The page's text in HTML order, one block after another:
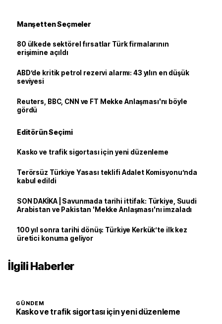
Manşetten Seçmeler
80 ülkede sektörel fırsatlar Türk firmalarının
erişimine açıldı
ABD’de kritik petrol rezervi alarmı: 43 yılın en düşük
seviyesi
Reuters, BBC, CNN ve FT Mekke Anlaşması'nı böyle
gördü
Editörün Seçimi
Kasko ve trafik sigortası için yeni düzenleme
Terörsüz Türkiye Yasası teklifi Adalet Komisyonu’nda
kabul edildi
SON DAKİKA | Savunmada tarihi ittifak: Türkiye, Suudi
Arabistan ve Pakistan 'Mekke Anlaşması'nı imzaladı
100 yıl sonra tarihi dönüş: Türkiye Kerkük’te ilk kez
üretici konuma geliyor
İlgili Haberler
GÜNDEM
Kasko ve trafik sigortası için yeni düzenleme